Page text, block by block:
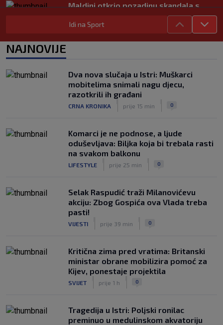
Maldini otkrio pozadinu skandala s
Pirlom: ‘Povjerenje više ne postoji’
SK
|
prije 2 h
Mourinho naljutio naše susjede
Osijek se preporodio, Špehar poručuje:
‘Mogu se nadati Europi’
SK prije 3 h
Idi na Sport
NAJNOVIJE
Dva nova slučaja u Istri: Muškarci
mobitelima snimali nagu djecu,
razotkrili ih građani
CRNA KRONIKA prije 15 min 0
Komarci je ne podnose, a ljude
oduševljava: Biljka koja bi trebala rasti
na svakom balkonu
LIFESTYLE prije 25 min 0
Selak Raspudić traži Milanovićevu
akciju: Zbog Gospića ova Vlada treba
pasti!
VIJESTI prije 39 min 0
Kritična zima pred vratima: Britanski
ministar obrane mobilizira pomoć za
Kijev, ponestaje projektila
SVIJET prije 1 h 0
Tragedija u Istri: Poljski ronilac
preminuo u medulinskom akvatoriju